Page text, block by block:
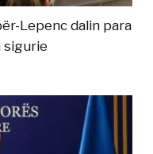
Lepenc dalin para
sigurie